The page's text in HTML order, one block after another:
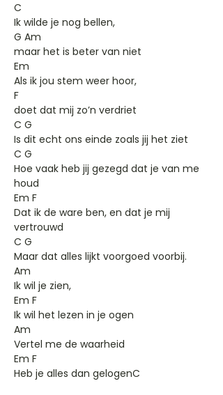
C
Ik wilde je nog bellen,
G Am
maar het is beter van niet
Em
Als ik jou stem weer hoor,
F
doet dat mij zo’n verdriet
C G
Is dit echt ons einde zoals jij het ziet
C G
Hoe vaak heb jij gezegd dat je van me
houd
Em F
Dat ik de ware ben, en dat je mij
vertrouwd
C G
Maar dat alles lijkt voorgoed voorbij.
Am
Ik wil je zien,
Em F
Ik wil het lezen in je ogen
Am
Vertel me de waarheid
Em F
Heb je alles dan gelogenC